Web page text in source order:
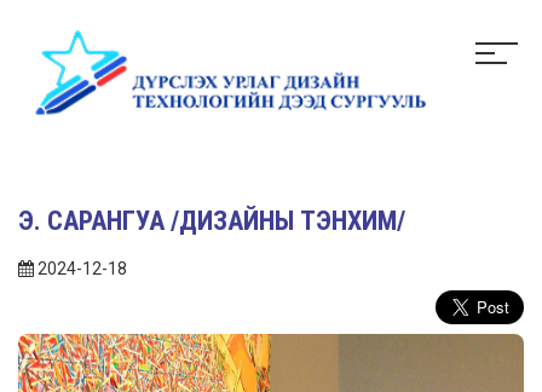
Э. САРАНГУА /ДИЗАЙНЫ ТЭНХИМ/
2024-12-18